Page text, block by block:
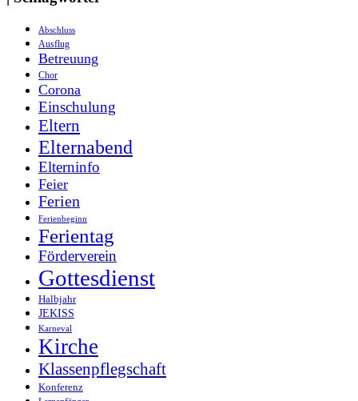
Abschluss
Ausflug
Betreuung
Chor
Corona
Einschulung
Eltern
Elternabend
Elterninfo
Feier
Ferien
Ferienbeginn
Ferientag
Förderverein
Gottesdienst
Halbjahr
JEKISS
Karneval
Kirche
Klassenpflegschaft
Konferenz